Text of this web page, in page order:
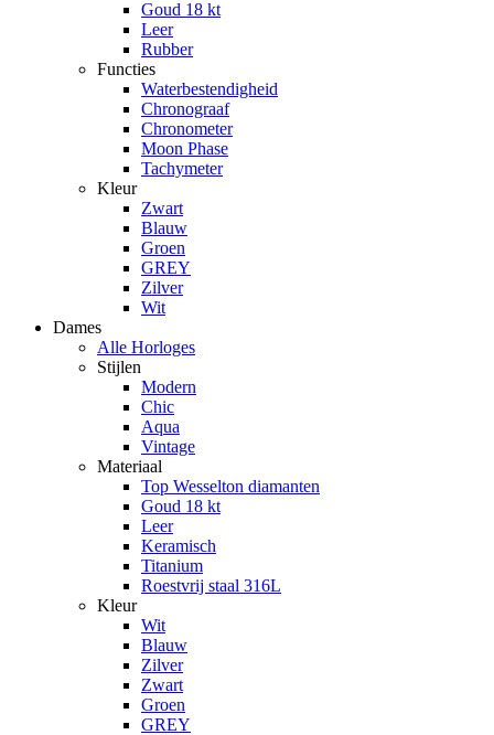
Goud 18 kt
Leer
Rubber
Functies
Waterbestendigheid
Chronograaf
Chronometer
Moon Phase
Tachymeter
Kleur
Zwart
Blauw
Groen
GREY
Zilver
Wit
Dames
Alle Horloges
Stijlen
Modern
Chic
Aqua
Vintage
Materiaal
Top Wesselton diamanten
Goud 18 kt
Leer
Keramisch
Titanium
Roestvrij staal 316L
Kleur
Wit
Blauw
Zilver
Zwart
Groen
GREY